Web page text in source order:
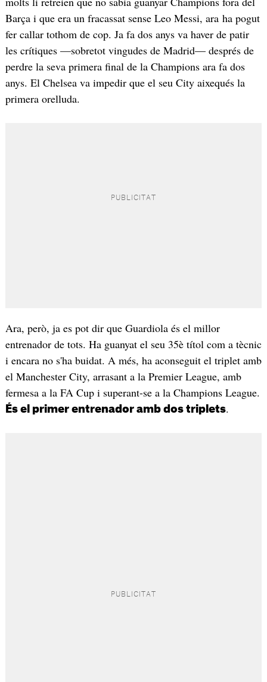
Barça i que era un fracassat sense Leo Messi, ara ha pogut
fer callar tothom de cop. Ja fa dos anys va haver de patir
les crítiques —sobretot vingudes de Madrid— després de
perdre la seva primera final de la Champions ara fa dos
anys. El Chelsea va impedir que el seu City aixequés la
primera orelluda.
Ara, però, ja es pot dir que Guardiola és el millor
entrenador de tots. Ha guanyat el seu 35è títol com a tècnic
i encara no s'ha buidat. A més, ha aconseguit el triplet amb
el Manchester City, arrasant a la Premier League, amb
fermesa a la FA Cup i superant-se a la Champions League.
És el primer entrenador amb dos triplets.